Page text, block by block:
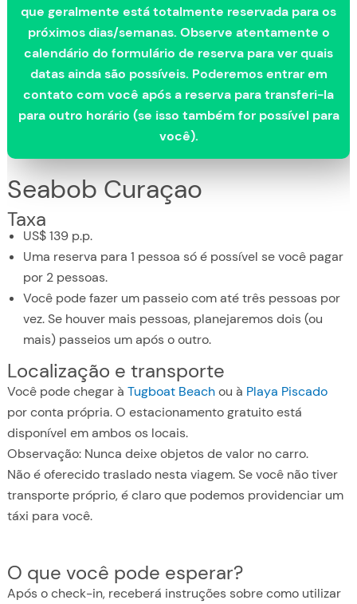
que geralmente está totalmente reservada para os
próximos dias/semanas. Observe atentamente o
calendário do formulário de reserva para ver quais
datas ainda são possíveis. Poderemos entrar em
contato com você após a reserva para transferi-la
para outro horário (se isso também for possível para
você).
Seabob Curaçao
Taxa
US$ 139 p.p.
Uma reserva para 1 pessoa só é possível se você pagar
por 2 pessoas.
Você pode fazer um passeio com até três pessoas por
vez. Se houver mais pessoas, planejaremos dois (ou
mais) passeios um após o outro.
Localização e transporte
Você pode chegar à Tugboat Beachou à Playa Piscado
por conta própria. O estacionamento gratuito está
disponível em ambos os locais.
Observação: Nunca deixe objetos de valor no carro.
Não é oferecido traslado nesta viagem. Se você não tiver
transporte próprio, é claro que podemos providenciar um
táxi para você.
O que você pode esperar?
Após o check-in, receberá instruções sobre como utilizar